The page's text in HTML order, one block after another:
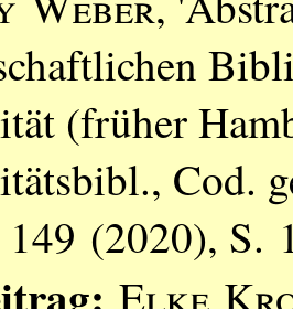
(früher
Cod.
(2020), S.
Elke